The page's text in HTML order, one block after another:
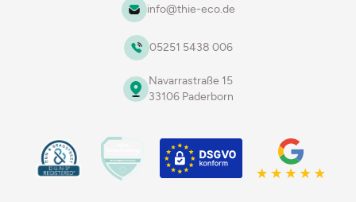
info@thie-eco.de
05251 5438 006
Navarrastraße 15
33106 Paderborn